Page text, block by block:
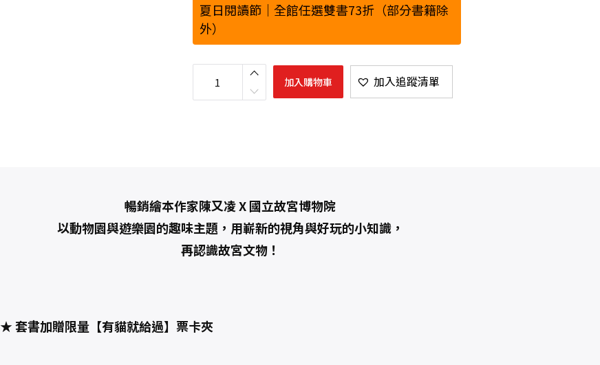
夏日閱讀節｜全館任選雙書73折（部分書籍除
外）
故
好
（
《
從
前
從
前
皇
園
》
+
加入購物車 加入追蹤清單
暢銷繪本作家陳又凌 X 國立故宮博物院
以動物園與遊樂園的趣味主題，用嶄新的視角與好玩的小知識，
再認識故宮文物！
★ 套書加贈限量【有貓就給過】票卡夾